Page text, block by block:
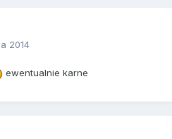
2014
ewentualnie karne